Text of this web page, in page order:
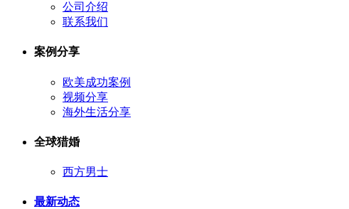
公司介绍
联系我们
案例分享
欧美成功案例
视频分享
海外生活分享
全球猎婚
西方男士
最新动态